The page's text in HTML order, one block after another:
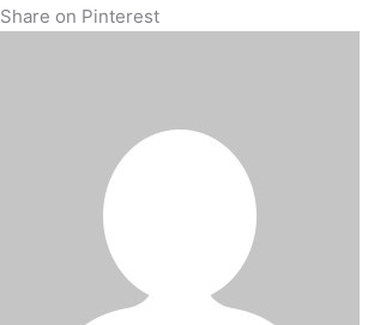
Share on Pinterest